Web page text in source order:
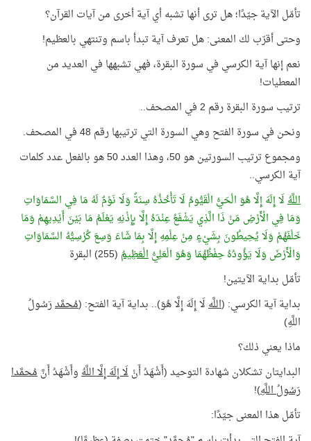
تأمّل الآية جيّدًا؛ هل ترى أنها تشبه أي آية أخرى من آيات القرآن؟
وحتى أقرّب لك المعنى: هل تعرف آية تبدأ باسم وتنتهي بالعظيم!
نعم إنها آية الكرسي في سورة البقرة، فهي تشبهها في العديد من
المعطيات!
ترتيب سورة البقرة رقم 2 في المصحف..
ونحن في سورة الفتح وهي السورة التي ترتيبها رقم 48 في المصحف.
ومجموع ترتيب السورتين هو 50، وهذا العدد 50 هو بالفعل عدد كلمات
آية الكرسي..
اللَّهُلَا إِلَهَ إِلَّا هُوَ الْحَيُّ الْقَيُّومُ لَا تَأْخُذُهُ سِنَةٌ وَلَا نَوْمٌ لَهُ مَا فِي السَّمَاوَاتِ
وَمَا فِي الْأَرْضِ مَنْ ذَا الَّذِي يَشْفَعُ عِنْدَهُ إِلَّا بِإِذْنِهِ يَعْلَمُ مَا بَيْنَ أَيْدِيهِمْ وَمَا
خَلْفَهُمْ وَلَا يُحِيطُونَ بِشَيْءٍ مِنْ عِلْمِهِ إِلَّا بِمَا شَاءَ وَسِعَ كُرْسِيُّهُ السَّمَاوَاتِ
وَالْأَرْضَ وَلَا يَؤُودُهُ حِفْظُهُمَا وَهُوَ الْعَلِيُّالْعَظِيمُ (255) البقرة
تأمّل بداية الآيتين!
بداية آية الكرسي: (اللَّهلَا إِلَهَ إِلَّا هُوَ).. بداية آية الفتح: (مُحمَّدرَسُولُ
اللَّهِ)
ماذا يعني ذلك؟
البدايتان تشكلان شهادة التوحيد (أَشْهَدُ أَنْلَا إِلَهَ إِلَّا اللَّهُوأَشْهَدُ أَنَّمُحمَّدا
رَسُولُ اللَّهِ)!
تأمّل هذا المعنى جيّدًا: